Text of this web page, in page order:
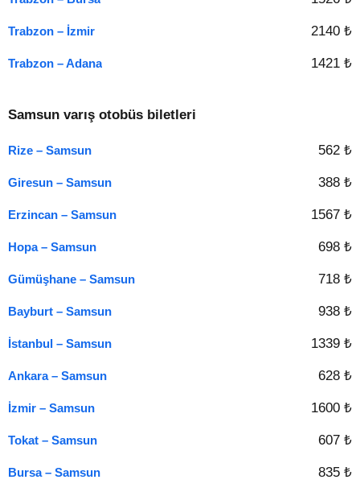
Trabzon – İzmir 2140 ₺
Trabzon – Adana 1421 ₺
Samsun varış otobüs biletleri
Rize – Samsun 562 ₺
Giresun – Samsun 388 ₺
Erzincan – Samsun 1567 ₺
Hopa – Samsun 698 ₺
Gümüşhane – Samsun 718 ₺
Bayburt – Samsun 938 ₺
İstanbul – Samsun 1339 ₺
Ankara – Samsun 628 ₺
İzmir – Samsun 1600 ₺
Tokat – Samsun 607 ₺
Bursa – Samsun 835 ₺